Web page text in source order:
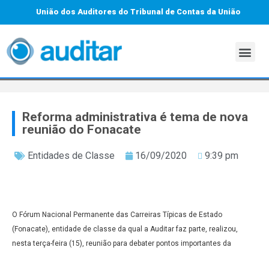
União dos Auditores do Tribunal de Contas da União
Reforma administrativa é tema de nova
reunião do Fonacate
Entidades de Classe 16/09/2020 9:39 pm
O Fórum Nacional Permanente das Carreiras Típicas de Estado
(Fonacate), entidade de classe da qual a Auditar faz parte, realizou,
nesta terça-feira (15), reunião para debater pontos importantes da